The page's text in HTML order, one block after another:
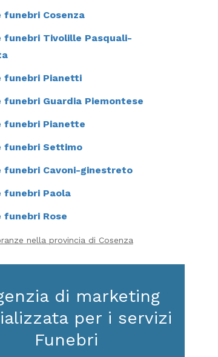
funebri Cosenza
funebri Tivolille Pasquali-
funebri Pianetti
funebri Guardia Piemontese
funebri Pianette
funebri Settimo
funebri Cavoni-ginestreto
funebri Paola
funebri Rose
nella provincia di Cosenza
di marketing
per i servizi
Funebri